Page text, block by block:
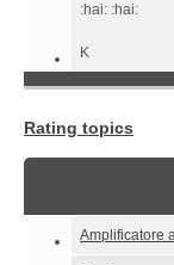
:hai: :hai:
K
Rating topics
Amplificatore